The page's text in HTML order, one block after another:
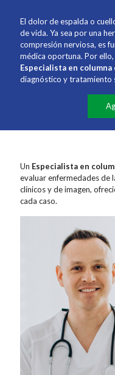
El dolor de espalda o
de vida. Ya sea por una
compresión nerviosa, es
médica oportuna. Por
Especialista en columna
diagnóstico y tratamiento
Un Especialista en
evaluar enfermedades de
clínicos y de imagen,
cada caso.